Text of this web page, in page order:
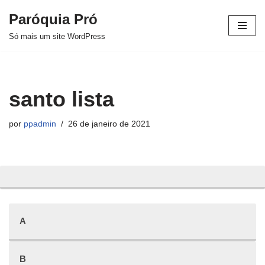
Pular
Paróquia Pró
Só mais um site WordPress
santo lista
por ppadmin 26 de janeiro de 2021
A
B